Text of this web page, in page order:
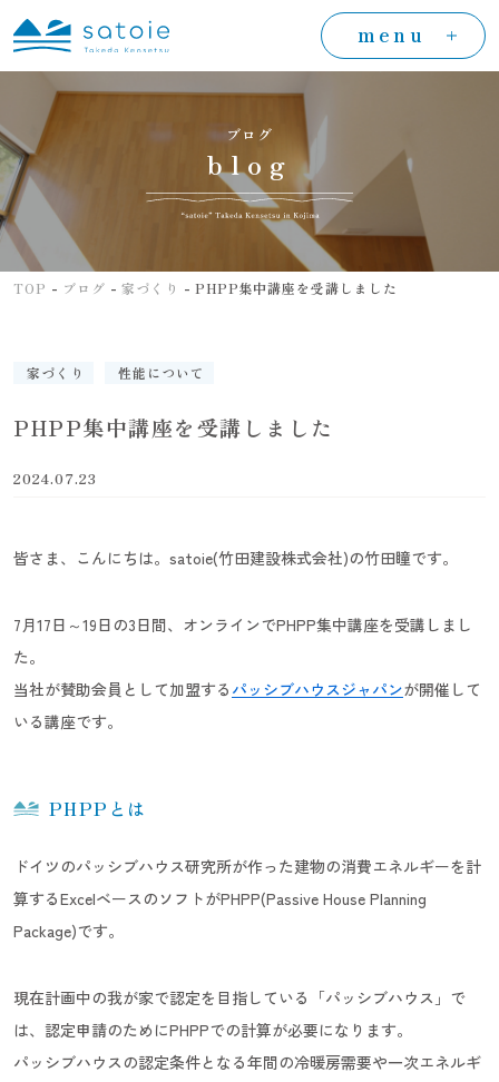
menu
ブログ
blog
TOP - ブログ - 家づくり - PHPP集中講座を受講しました
家づくり 性能について
PHPP集中講座を受講しました
2024.07.23
皆さま、こんにちは。satoie(竹田建設株式会社)の竹田瞳です。
7月17日～19日の3日間、オンラインでPHPP集中講座を受講しまし
た。
当社が賛助会員として加盟する パッシブハウスジャパンが開催して
いる講座です。
PHPPとは
ドイツのパッシブハウス研究所が作った建物の消費エネルギーを計
算するExcelベースのソフトがPHPP(Passive House Planning
Package)です。
現在計画中の我が家で認定を目指している「パッシブハウス」で
は、認定申請のためにPHPPでの計算が必要になります。
パッシブハウスの認定条件となる年間の冷暖房需要や一次エネルギ